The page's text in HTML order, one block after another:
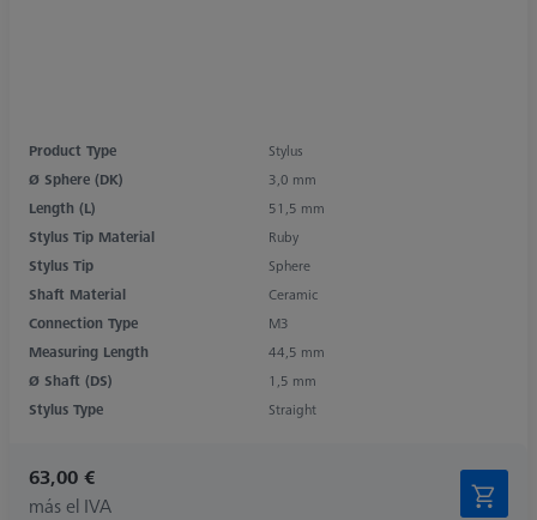
Product Type
Stylus
Ø Sphere (DK)
3,0 mm
Length (L)
51,5 mm
Stylus Tip Material
Ruby
Stylus Tip
Sphere
Shaft Material
Ceramic
Connection Type
M3
Measuring Length
44,5 mm
Ø Shaft (DS)
1,5 mm
Stylus Type
Straight
63,00 €
más el IVA